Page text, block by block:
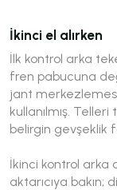
İkinci el alırken
İlk kontrol arka
fren pabucuna
jant
kullanılmış.
belirgin gevşeklik
İkinci kontrol arka
aktarıcıya bakın;